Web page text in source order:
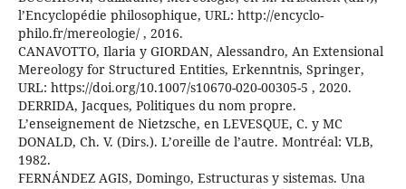
l’Encyclopédie philosophique, URL: http://encyclo-
philo.fr/mereologie/ , 2016.
CANAVOTTO, Ilaria y GIORDAN, Alessandro, An Extensional
Mereology for Structured Entities, Erkenntnis, Springer,
URL: https://doi.org/10.1007/s10670-020-00305-5 , 2020.
DERRIDA, Jacques, Politiques du nom propre.
L’enseignement de Nietzsche, en LEVESQUE, C. y MC
DONALD, Ch. V. (Dirs.). L’oreille de l’autre. Montréal: VLB,
1982.
FERNÁNDEZ AGIS, Domingo, Estructuras y sistemas. Una